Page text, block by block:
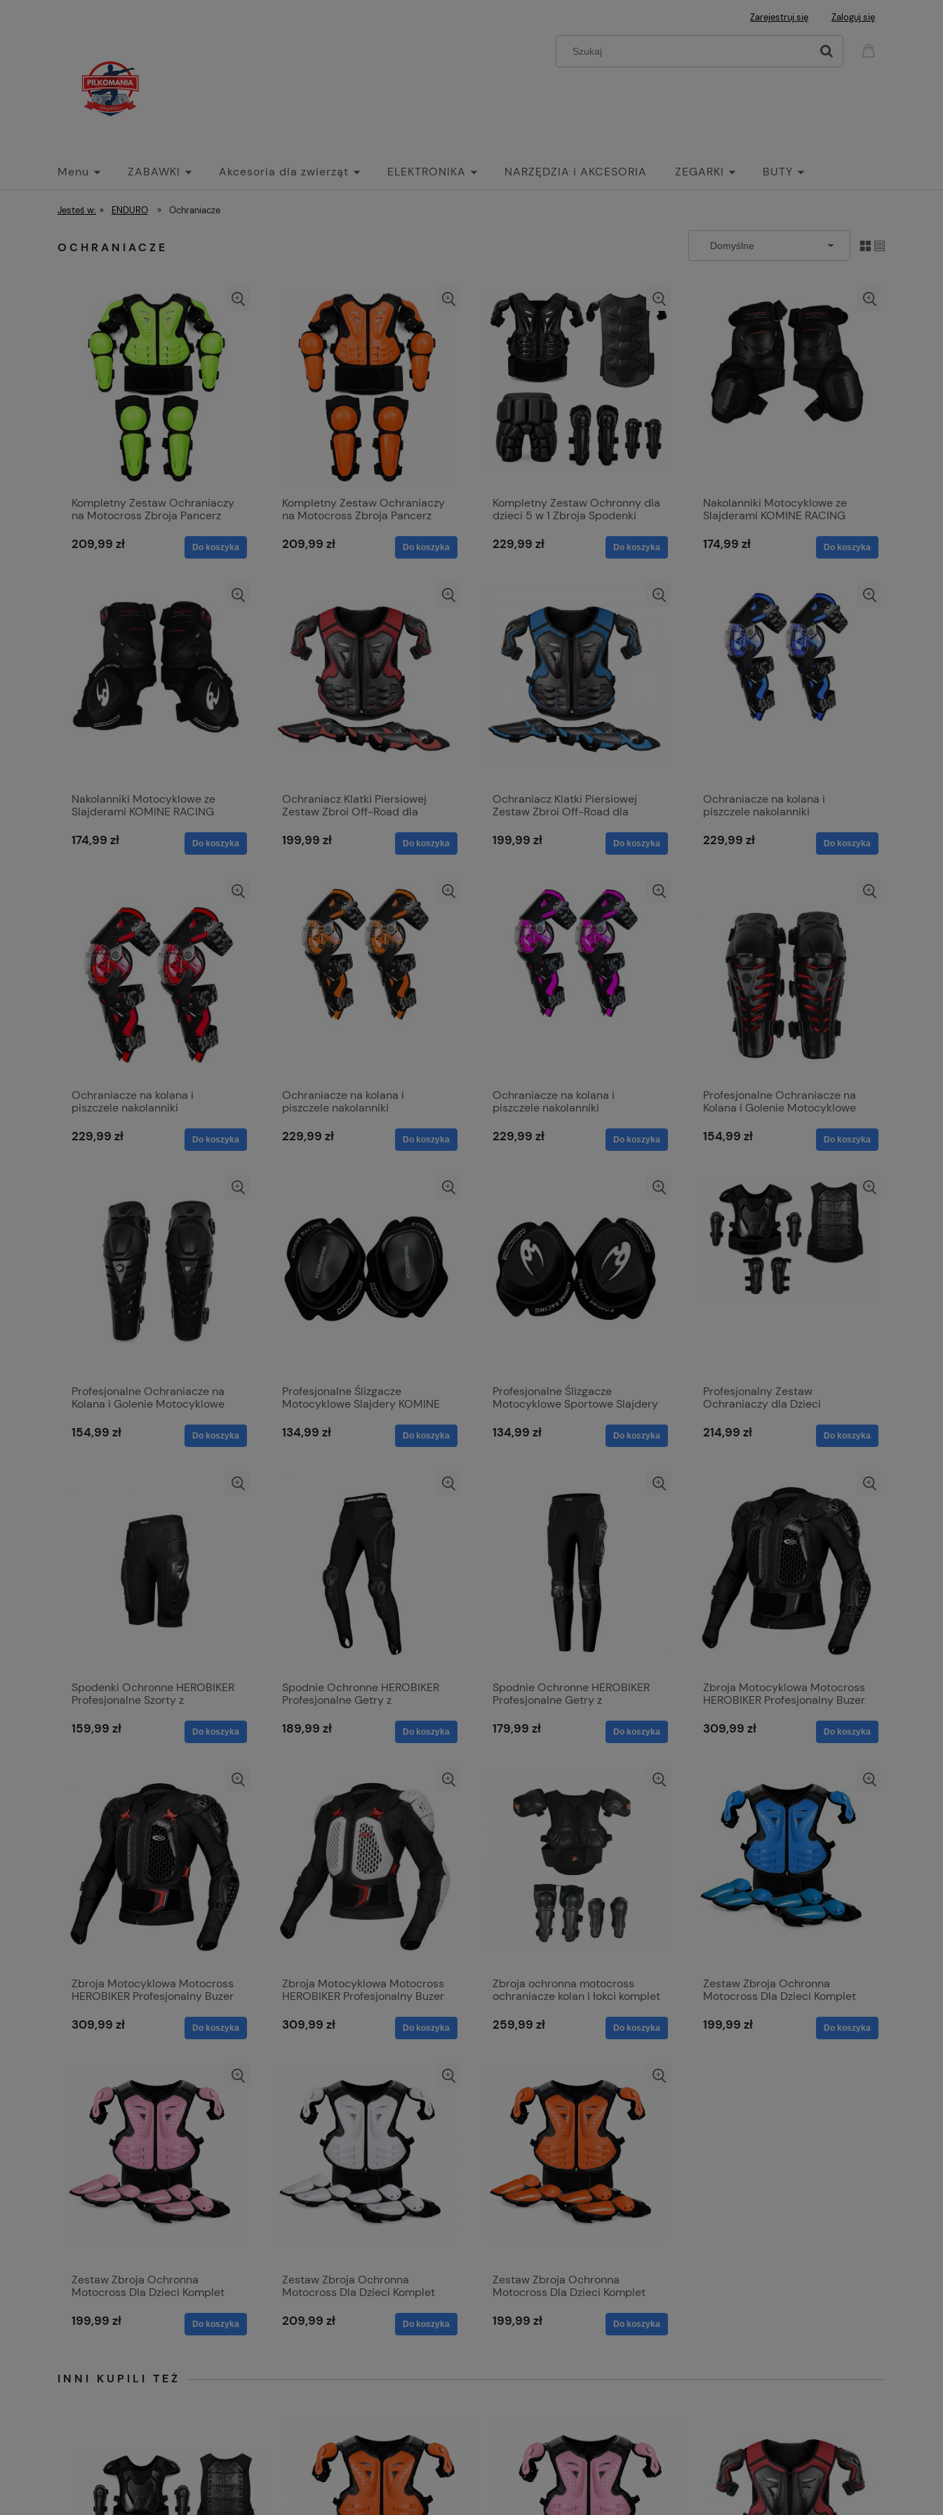
Zarejestruj się Zaloguj się
Menu ZABAWKI Akcesoria dla zwierząt ELEKTRONIKA NARZĘDZIA i AKCESORIA ZEGARKI BUTY
ENDURO AKCESORIA DOMOWE
Jesteś w: » ENDURO » Ochraniacze
OCHRANIACZE
Kompletny Zestaw Ochraniaczy
na Motocross Zbroja Pancerz
209,99 zł Do koszyka
Kompletny Zestaw Ochraniaczy
na Motocross Zbroja Pancerz
209,99 zł Do koszyka
Kompletny Zestaw Ochronny dla
dzieci 5 w 1 Zbroja Spodenki
Ochraniaczy
229,99 zł Do koszyka
Nakolanniki Motocyklowe ze
Slajderami KOMINE RACING
174,99 zł Do koszyka
Nakolanniki Motocyklowe ze
Slajderami KOMINE RACING
174,99 zł Do koszyka
Ochraniacz Klatki Piersiowej
Zestaw Zbroi Off-Road dla
199,99 zł Do koszyka
Ochraniacz Klatki Piersiowej
Zestaw Zbroi Off-Road dla
199,99 zł Do koszyka
Ochraniacze na kolana i
piszczele nakolanniki
Cross
229,99 zł Do koszyka
Ochraniacze na kolana i
piszczele nakolanniki
Cross
229,99 zł Do koszyka
Ochraniacze na kolana i
piszczele nakolanniki
Cross
229,99 zł Do koszyka
Ochraniacze na kolana i
piszczele nakolanniki
Cross
229,99 zł Do koszyka
Profesjonalne Ochraniacze na
Kolana i Golenie Motocyklowe
154,99 zł Do koszyka
Profesjonalne Ochraniacze na
Kolana i Golenie Motocyklowe
154,99 zł Do koszyka
Profesjonalne Ślizgacze
Motocyklowe Slajdery KOMINE
134,99 zł Do koszyka
Profesjonalne Ślizgacze
Motocyklowe Sportowe Slajdery
134,99 zł Do koszyka
Profesjonalny Zestaw
Ochraniaczy dla Dzieci
Ochraniacze
214,99 zł Do koszyka
Spodenki Ochronne HEROBIKER
Profesjonalne Szorty z
Ogonowej
159,99 zł Do koszyka
Spodnie Ochronne HEROBIKER
Profesjonalne Getry z
189,99 zł Do koszyka
Spodnie Ochronne HEROBIKER
Profesjonalne Getry z
179,99 zł Do koszyka
Zbroja Motocyklowa Motocross
HEROBIKER Profesjonalny Buzer
309,99 zł Do koszyka
Zbroja Motocyklowa Motocross
HEROBIKER Profesjonalny Buzer
309,99 zł Do koszyka
Zbroja Motocyklowa Motocross
HEROBIKER Profesjonalny Buzer
309,99 zł Do koszyka
Zbroja ochronna motocross
ochraniacze kolan i łokci komplet
259,99 zł Do koszyka
Zestaw Zbroja Ochronna
Motocross Dla Dzieci Komplet
199,99 zł Do koszyka
Zestaw Zbroja Ochronna
Motocross Dla Dzieci Komplet
199,99 zł Do koszyka
Zestaw Zbroja Ochronna
Motocross Dla Dzieci Komplet
209,99 zł Do koszyka
Zestaw Zbroja Ochronna
Motocross Dla Dzieci Komplet
199,99 zł Do koszyka
INNI KUPILI TEŻ